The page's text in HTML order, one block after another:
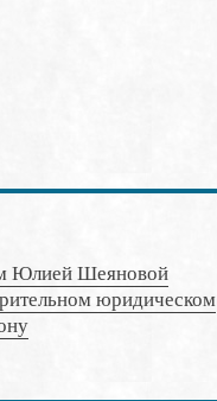
Юлией Шеяновой
юридическом